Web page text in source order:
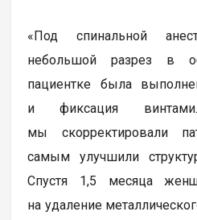
«Под спинальной
небольшой разрез в
пациентке была
и фиксация
мы скорректировали
самым улучшили
Спустя 1,5 месяца
на удаление